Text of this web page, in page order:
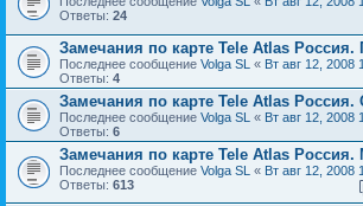
Ответы: 24
Замечания по карте Tele Atlas Россия.
Последнее сообщение Volga SL « Вт авг 12, 2008
Ответы: 4
Замечания по карте Tele Atlas Россия.
Последнее сообщение Volga SL « Вт авг 12, 2008
Ответы: 6
Замечания по карте Tele Atlas Россия.
Последнее сообщение Volga SL « Вт авг 12, 2008
Ответы: 613